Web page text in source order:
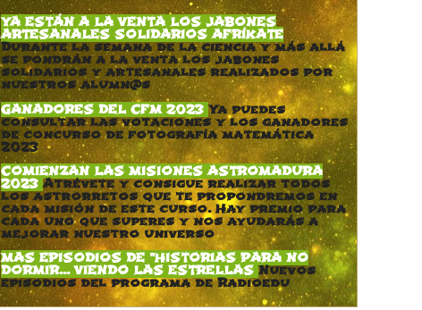
YA ESTÁN A LA VENTA LOS JABONES
ARTESANALES SOLIDARIOS AFRÍKATE
Durante la semana de la ciencia y más allá
se pondrán a la venta los jabones
solidarios y artesanales realizados por
nuestros alumn@s
GANADORES DEL CFM 2023 Ya puedes
consultar las votaciones y los ganadores
de concurso de fotografía matemática
2023
COMIENZAN LAS MISIONES ASTROMADURA
2023 Atrévete y consigue realizar todos
los astrorretos que te propondremos en
cada misión de este curso. Hay premio para
cada uno que superes y nos ayudarás a
mejorar nuestro universo
MAS EPISODIOS DE "HISTORIAS PARA NO
DORMIR... VIENDO LAS ESTRELLAS Nuevos
episodios del programa de Radioedu